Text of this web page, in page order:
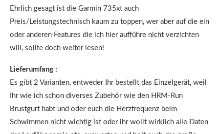
Ehrlich gesagt ist die Garmin 735xt auch
Preis/Leistungstechnisch kaum zu toppen, wer aber auf die ein
oder anderen Features die ich hier aufführe nicht verzichten
will, sollte doch weiter lesen!
Lieferumfang :
Es gibt 2 Varianten, entweder Ihr bestellt das Einzelgerät, weil
Ihr wie ich schon diverses Zubehör wie den HRM-Run
Brustgurt habt und oder euch die Herzfrequenz beim
Schwimmen nicht wichtig ist oder ihr wollt wirklich alle Daten